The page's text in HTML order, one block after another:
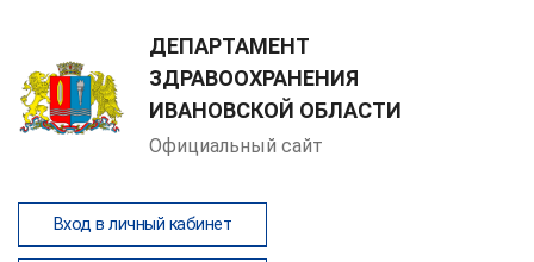
ДЕПАРТАМЕНТ
ЗДРАВООХРАНЕНИЯ
ИВАНОВСКОЙ ОБЛАСТИ
Официальный сайт
Вход в личный кабинет